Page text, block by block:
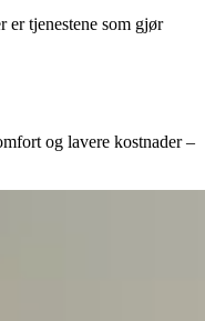
er tjenestene som gjør
og lavere kostnader –